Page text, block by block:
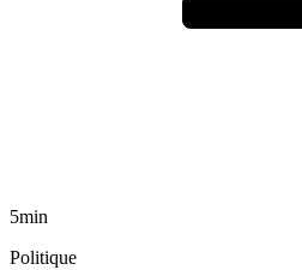
5min
Politique